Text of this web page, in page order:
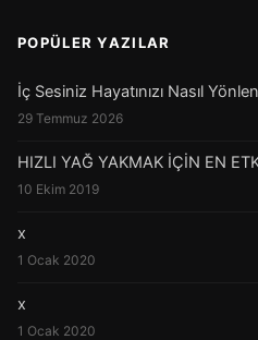
POPÜLER YAZILAR
İç Sesiniz Hayatınızı Nasıl
29 Temmuz 2026
HIZLI YAĞ YAKMAK İÇİN EN
10 Ekim 2019
x
1 Ocak 2020
x
1 Ocak 2020